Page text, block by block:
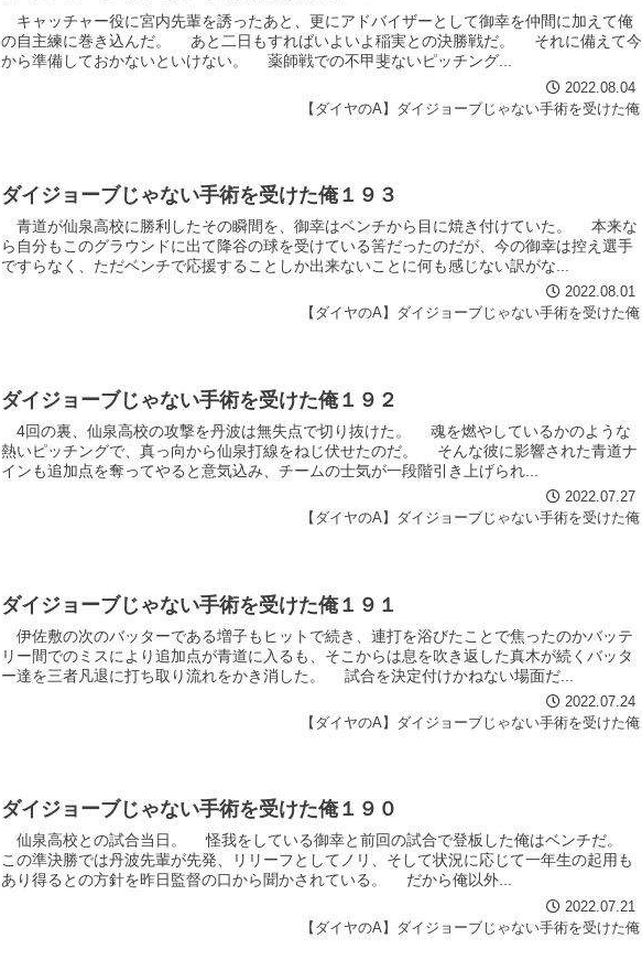
キャッチャー役に宮内先輩を誘ったあと、更にアドバイザーとして御幸を仲間に加えて俺
の自主練に巻き込んだ。 あと二日もすればいよいよ稲実との決勝戦だ。 それに備えて今
から準備しておかないといけない。 薬師戦での不甲斐ないピッチング...
2022.08.04
【ダイヤのA】ダイジョーブじゃない手術を受けた俺
ダイジョーブじゃない手術を受けた俺１９３
青道が仙泉高校に勝利したその瞬間を、御幸はベンチから目に焼き付けていた。 本来な
ら自分もこのグラウンドに出て降谷の球を受けている筈だったのだが、今の御幸は控え選手
ですらなく、ただベンチで応援することしか出来ないことに何も感じない訳がな...
2022.08.01
【ダイヤのA】ダイジョーブじゃない手術を受けた俺
ダイジョーブじゃない手術を受けた俺１９２
4回の裏、仙泉高校の攻撃を丹波は無失点で切り抜けた。 魂を燃やしているかのような
熱いピッチングで、真っ向から仙泉打線をねじ伏せたのだ。 そんな彼に影響された青道ナ
インも追加点を奪ってやると意気込み、チームの士気が一段階引き上げられ...
2022.07.27
【ダイヤのA】ダイジョーブじゃない手術を受けた俺
ダイジョーブじゃない手術を受けた俺１９１
伊佐敷の次のバッターである増子もヒットで続き、連打を浴びたことで焦ったのかバッテ
リー間でのミスにより追加点が青道に入るも、そこからは息を吹き返した真木が続くバッタ
ー達を三者凡退に打ち取り流れをかき消した。 試合を決定付けかねない場面だ...
2022.07.24
【ダイヤのA】ダイジョーブじゃない手術を受けた俺
ダイジョーブじゃない手術を受けた俺１９０
仙泉高校との試合当日。 怪我をしている御幸と前回の試合で登板した俺はベンチだ。
この準決勝では丹波先輩が先発、リリーフとしてノリ、そして状況に応じて一年生の起用も
あり得るとの方針を昨日監督の口から聞かされている。 だから俺以外...
2022.07.21
【ダイヤのA】ダイジョーブじゃない手術を受けた俺